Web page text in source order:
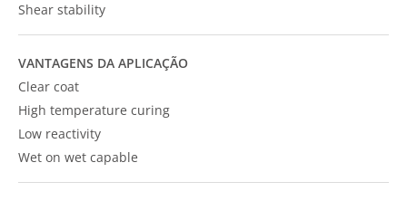
Shear stability
VANTAGENS DA APLICAÇÃO
Clear coat
High temperature curing
Low reactivity
Wet on wet capable